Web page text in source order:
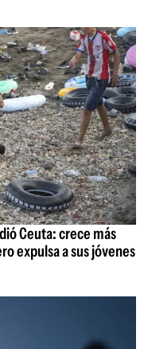
Ceuta: crece más
expulsa a sus jóvenes